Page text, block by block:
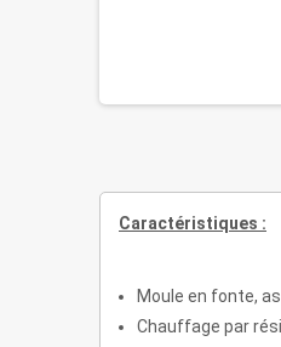
Caractéristiques :
Moule en fonte,
Chauffage par